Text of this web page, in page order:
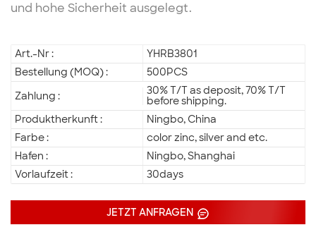
und hohe Sicherheit ausgelegt.
Art.-Nr :
YHRB3801
Bestellung (MOQ) :
500PCS
Zahlung :
30% T/T as deposit, 70% T/T
before shipping.
Produktherkunft :
Ningbo, China
Farbe :
color zinc, silver and etc.
Hafen :
Ningbo, Shanghai
Vorlaufzeit :
30days
JETZT ANFRAGEN